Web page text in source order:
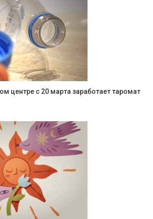
центре с 20 марта заработает таромат